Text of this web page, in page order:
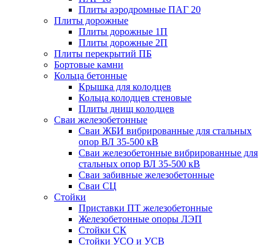
Плиты аэродромные ПАГ 20
Плиты дорожные
Плиты дорожные 1П
Плиты дорожные 2П
Плиты перекрытий ПБ
Бортовые камни
Кольца бетонные
Крышка для колодцев
Кольца колодцев стеновые
Плиты днищ колодцев
Сваи железобетонные
Сваи ЖБИ вибрированные для стальных
опор ВЛ 35-500 кВ
Сваи железобетонные вибрированные для
стальных опор ВЛ 35-500 кВ
Сваи забивные железобетонные
Сваи СЦ
Стойки
Приставки ПТ железобетонные
Железобетонные опоры ЛЭП
Стойки СК
Стойки УСО и УСВ